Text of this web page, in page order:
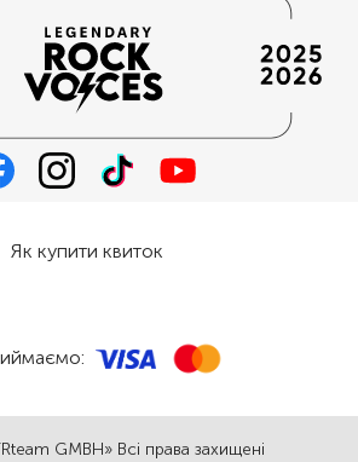
GMBH» Всі права захищені
Як купити квиток